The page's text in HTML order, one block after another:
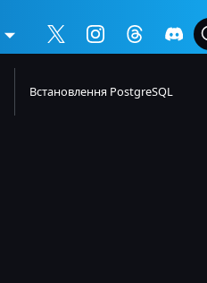
Встановлення PostgreSQL